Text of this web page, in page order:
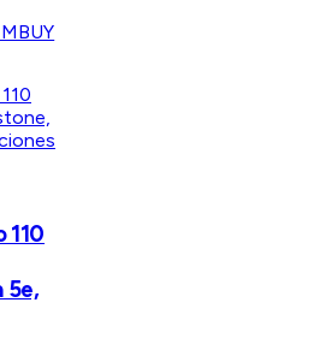
110
5e,